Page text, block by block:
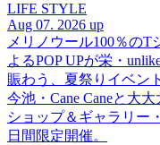
LIFE STYLE
Aug 07. 2026 up
メリノウール100％の
よるPOP UPが栄・
賑わう、夏祭りイベン
今池・Cane Caneと大
ショップ＆ギャラリー
日間限定開催。